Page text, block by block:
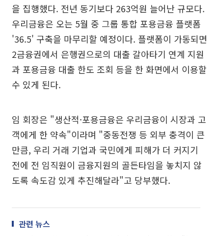
을 집행했다. 전년 동기보다 263억원 늘어난 규모다.
우리금융은 오는 5월 중 그룹 통합 포용금융 플랫폼
'36.5' 구축을 마무리할 예정이다. 플랫폼이 가동되면
2금융권에서 은행권으로의 대출 갈아타기 연계 지원
과 포용금융 대출 한도 조회 등을 한 화면에서 이용할
수 있게 된다.
임 회장은 "생산적·포용금융은 우리금융이 시장과 고
객에게 한 약속"이라며 "중동전쟁 등 외부 충격이 큰
만큼, 우리 거래 기업과 국민에게 피해가 더 커지기
전에 전 임직원이 금융지원의 골든타임을 놓치지 않
도록 속도감 있게 추진해달라"고 당부했다.
관련 뉴스